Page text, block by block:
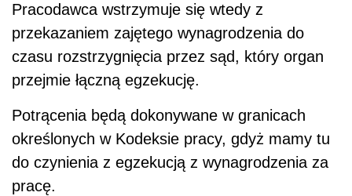
Pracodawca wstrzymuje się wtedy z
przekazaniem zajętego wynagrodzenia do
czasu rozstrzygnięcia przez sąd, który organ
przejmie łączną egzekucję.
Potrącenia będą dokonywane w granicach
określonych w Kodeksie pracy, gdyż mamy tu
do czynienia z egzekucją z wynagrodzenia za
pracę.